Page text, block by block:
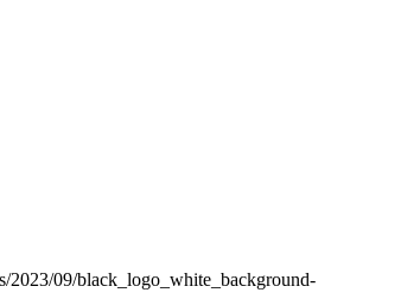
2023/09/black_logo_white_background-